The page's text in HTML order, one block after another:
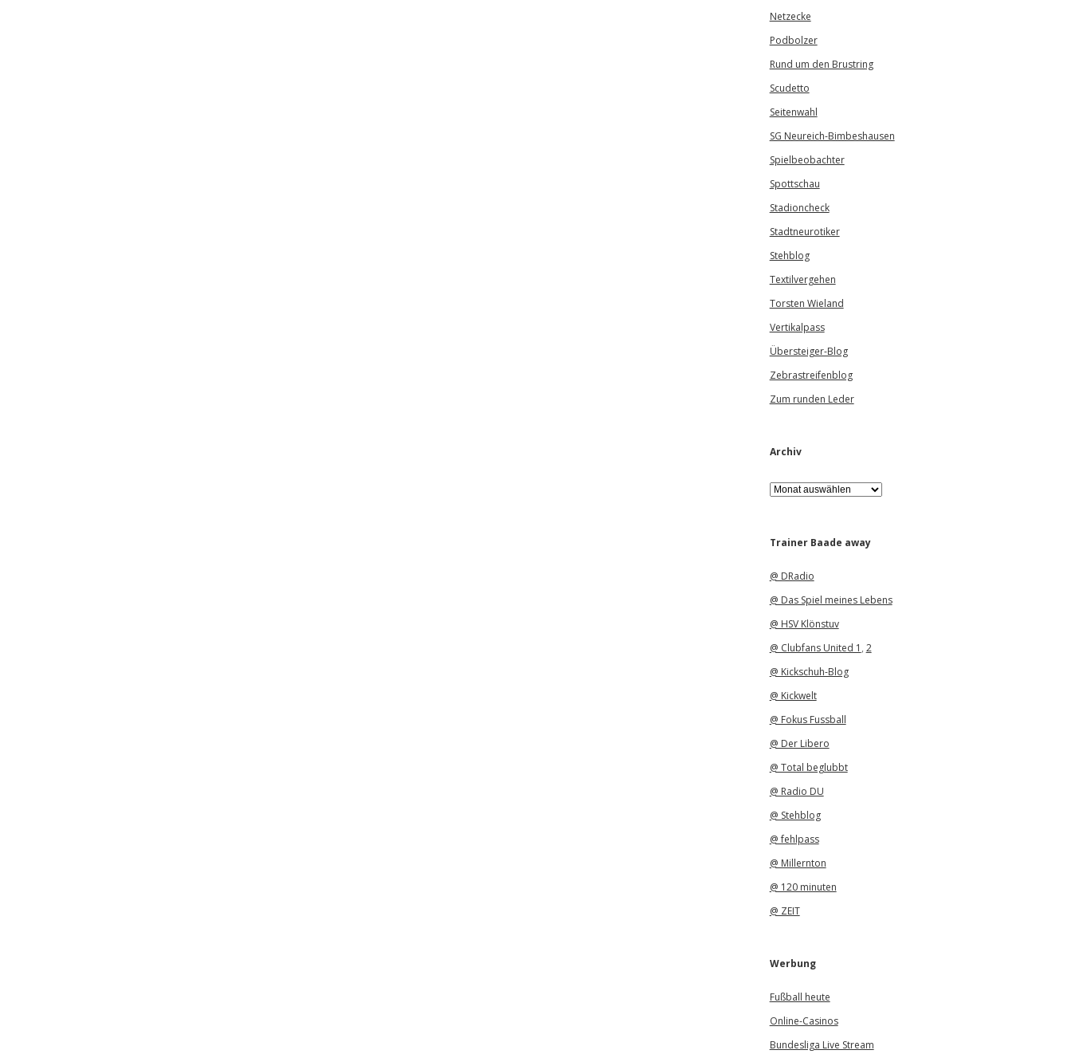
Netzecke
Podbolzer
Rund um den Brustring
Scudetto
Seitenwahl
SG Neureich-Bimbeshausen
Spielbeobachter
Spottschau
Stadioncheck
Stadtneurotiker
Stehblog
Textilvergehen
Torsten Wieland
Vertikalpass
Übersteiger-Blog
Zebrastreifenblog
Zum runden Leder
Archiv
A
r
iTrainer Baade away
@ DRadio
@ Das Spiel meines Lebens
@ HSV Klönstuv
@ Clubfans United 1 , 2
@ Kickschuh-Blog
@ Kickwelt
@ Fokus Fussball
@ Der Libero
@ Total beglubbt
@ Radio DU
@ Stehblog
@ fehlpass
@ Millernton
@ 120 minuten
@ ZEIT
Werbung
Fußball heute
Online-Casinos
Bundesliga Live Stream